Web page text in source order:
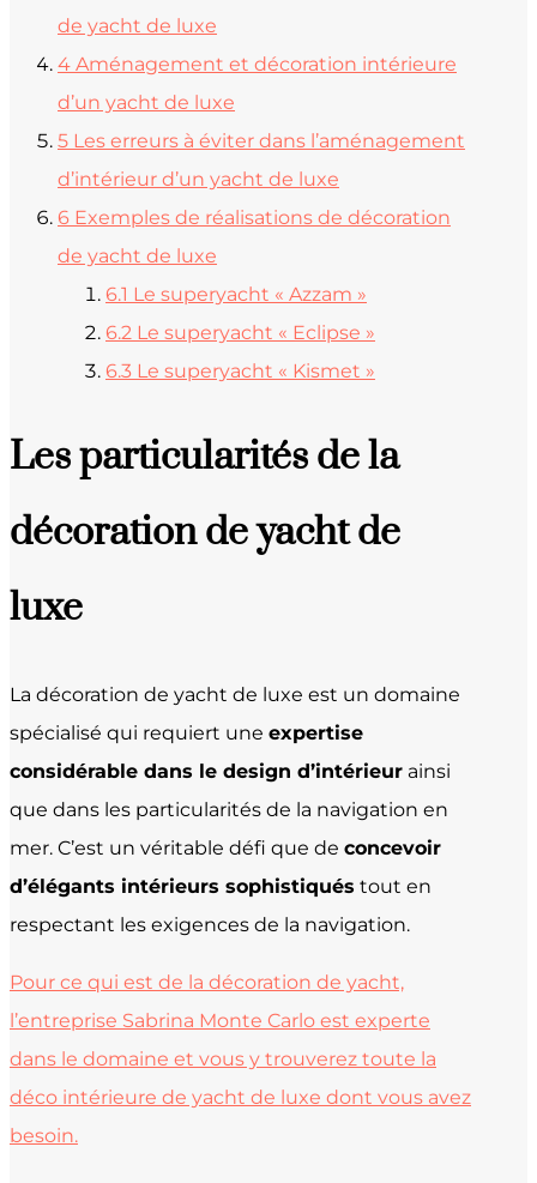
de yacht de luxe
4 Aménagement et décoration intérieure
d’un yacht de luxe
5 Les erreurs à éviter dans l’aménagement
d’intérieur d’un yacht de luxe
6 Exemples de réalisations de décoration
de yacht de luxe
6.1 Le superyacht « Azzam »
6.2 Le superyacht « Eclipse »
6.3 Le superyacht « Kismet »
Les particularités de la
décoration de yacht de
luxe
La décoration de yacht de luxe est un domaine
spécialisé qui requiert une expertise
considérable dans le design d’intérieur ainsi
que dans les particularités de la navigation en
mer. C’est un véritable défi que de concevoir
d’élégants intérieurs sophistiqués tout en
respectant les exigences de la navigation.
Pour ce qui est de la décoration de yacht,
l’entreprise Sabrina Monte Carlo est experte
dans le domaine et vous y trouverez toute la
déco intérieure de yacht de luxe dont vous avez
besoin.